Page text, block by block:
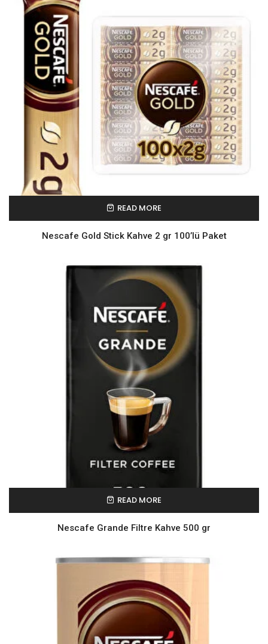
READ MORE
Nescafe Gold Stick Kahve 2 gr 100’lü Paket
READ MORE
Nescafe Grande Filtre Kahve 500 gr